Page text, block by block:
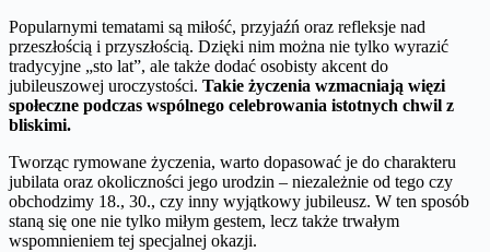
Popularnymi tematami są miłość, przyjaźń oraz refleksje nad
przeszłością i przyszłością. Dzięki nim można nie tylko wyrazić
tradycyjne „sto lat”, ale także dodać osobisty akcent do
jubileuszowej uroczystości. Takie życzenia wzmacniają więzi
społeczne podczas wspólnego celebrowania istotnych chwil z
bliskimi.
Tworząc rymowane życzenia, warto dopasować je do charakteru
jubilata oraz okoliczności jego urodzin – niezależnie od tego czy
obchodzimy 18., 30., czy inny wyjątkowy jubileusz. W ten sposób
staną się one nie tylko miłym gestem, lecz także trwałym
wspomnieniem tej specjalnej okazji.